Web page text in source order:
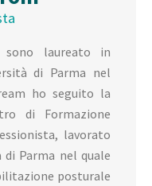
laureato in
di Parma nel
ho seguito la
di Formazione
lavorato
Parma nel quale
posturale